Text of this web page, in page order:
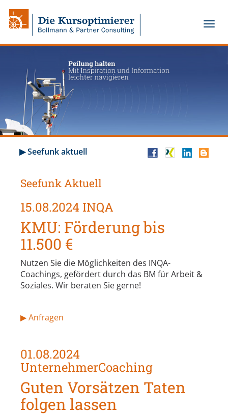
▶ Seefunk aktuell
Seefunk Aktuell
15.08.2024 INQA
KMU: Förderung bis
11.500 €
Nutzen Sie die Möglichkeiten des INQA-
Coachings, gefördert durch das BM für Arbeit &
Soziales. Wir beraten Sie gerne!
▶ Anfragen
01.08.2024
UnternehmerCoaching
Guten Vorsätzen Taten
folgen lassen